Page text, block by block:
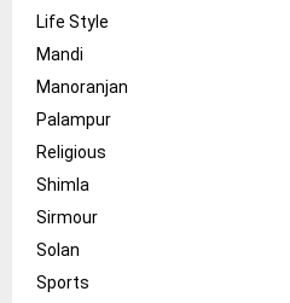
Life Style
Mandi
Manoranjan
Palampur
Religious
Shimla
Sirmour
Solan
Sports